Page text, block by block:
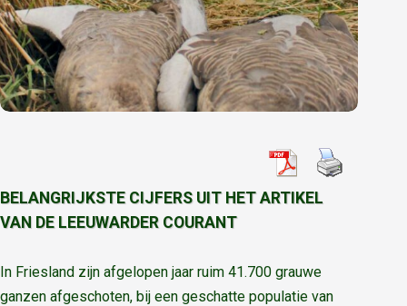
BELANGRIJKSTE CIJFERS UIT HET ARTIKEL
VAN DE LEEUWARDER COURANT
In Friesland zijn afgelopen jaar ruim 41.700 grauwe
ganzen afgeschoten, bij een geschatte populatie van